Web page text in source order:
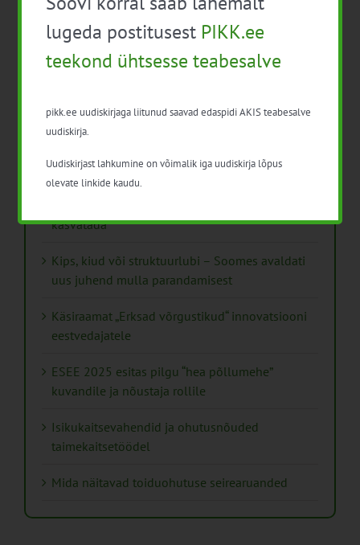
Viimased uudised
PIKK.ee teekond ühtsesse teabesalve
Virtuaaltara: unistusest praktilise tööriistani
Vähemaga rohkem: kuidas digilahendused
kasvatada
Kips, kiud või struktuurlubi – Soomes avaldati
uus juhend mulla parandamisest
Käsiraamat „Erksad võrgustikud“ innovatsiooni
eestvedajatele
ESEE 2025 esitas pilgu “hea põllumehe”
kuvandile ja nõustaja rollile
Isikukaitsevahendid ja ohutusnõuded
taimekaitsetöödel
Mida näitavad toiduohutuse seirearuanded
lugeda postitusest PIKK.ee
teekond ühtsesse teabesalve
pikk.ee uudiskirjaga liitunud saavad edaspidi AKIS teabesalve
uudiskirja.
Uudiskirjast lahkumine on võimalik iga uudiskirja lõpus
olevate linkide kaudu.